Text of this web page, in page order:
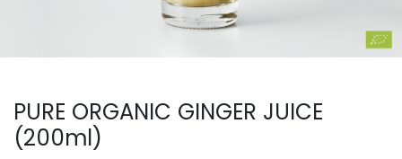
PURE ORGANIC GINGER JUICE
(200ml)